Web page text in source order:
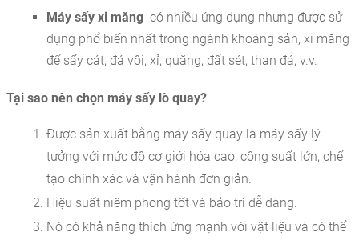
Máy sấy xi măng có nhiều ứng dụng nhưng được sử
dụng phổ biến nhất trong ngành khoáng sản, xi măng
để sấy cát, đá vôi, xỉ, quặng, đất sét, than đá, v.v.
Tại sao nên chọn máy sấy lò quay?
Được sản xuất bằng máy sấy quay là máy sấy lý
tưởng với mức độ cơ giới hóa cao, công suất lớn, chế
tạo chính xác và vận hành đơn giản.
Hiệu suất niêm phong tốt và bảo trì dễ dàng.
Nó có khả năng thích ứng mạnh với vật liệu và có thể